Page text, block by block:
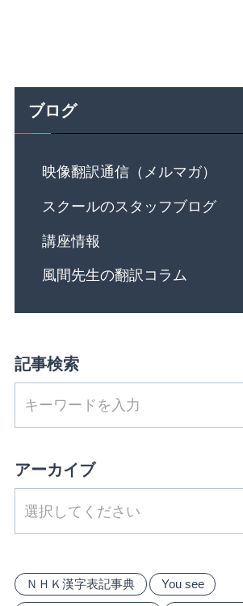
ブログ
映像翻訳通信（メルマガ）
スクールのスタッフブログ
講座情報
風間先生の翻訳コラム
記事検索
アーカイブ
ＮＨＫ漢字表記事典 You see